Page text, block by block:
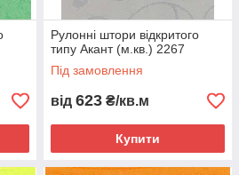
Рулонні штори відкритого
типу Акант (м.кв.) 2267
Під замовлення
від 623 ₴/кв.м
Купити